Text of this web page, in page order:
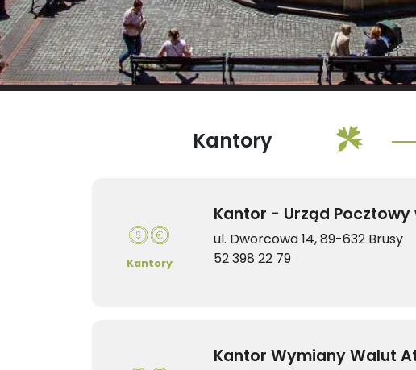
Kantory
Kantory
Kantor - Urząd Pocztowy
ul. Dworcowa 14, 89-632 Brusy
52 398 22 79
Kantor Wymiany Walut